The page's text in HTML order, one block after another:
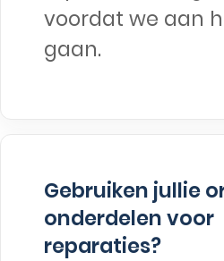
voordat we aan
gaan.
Gebruiken jullie
onderdelen voor
reparaties?